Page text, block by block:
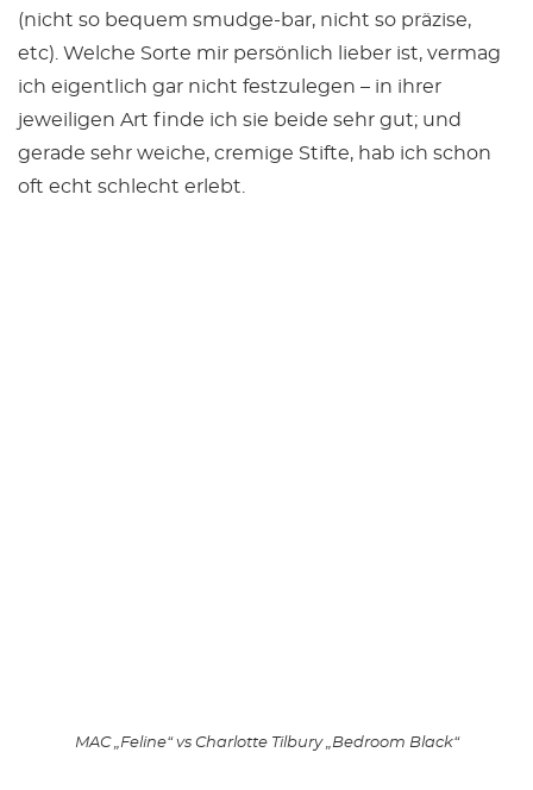
(nicht so bequem smudge-bar, nicht so präzise,
etc). Welche Sorte mir persönlich lieber ist, vermag
ich eigentlich gar nicht festzulegen – in ihrer
jeweiligen Art finde ich sie beide sehr gut; und
gerade sehr weiche, cremige Stifte, hab ich schon
oft echt schlecht erlebt.
MAC „Feline“ vs Charlotte Tilbury „Bedroom Black“